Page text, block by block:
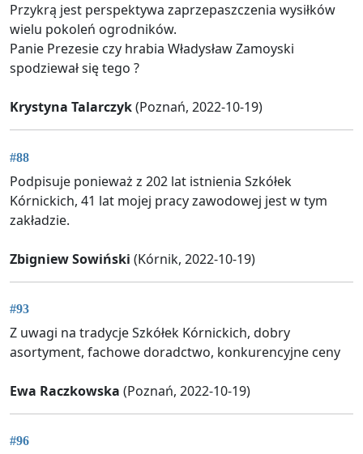
Przykrą jest perspektywa zaprzepaszczenia wysiłków
wielu pokoleń ogrodników.
Panie Prezesie czy hrabia Władysław Zamoyski
spodziewał się tego ?
Krystyna Talarczyk(Poznań, 2022-10-19)
#88
Podpisuje ponieważ z 202 lat istnienia Szkółek
Kórnickich, 41 lat mojej pracy zawodowej jest w tym
zakładzie.
Zbigniew Sowiński (Kórnik, 2022-10-19)
#93
Z uwagi na tradycje Szkółek Kórnickich, dobry
asortyment, fachowe doradctwo, konkurencyjne ceny
Ewa Raczkowska (Poznań, 2022-10-19)
#96